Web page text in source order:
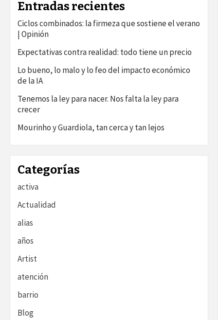
Entradas recientes
Ciclos combinados: la firmeza que sostiene el verano
| Opinión
Expectativas contra realidad: todo tiene un precio
Lo bueno, lo malo y lo feo del impacto económico
de la IA
Tenemos la ley para nacer. Nos falta la ley para
crecer
Mourinho y Guardiola, tan cerca y tan lejos
Categorías
activa
Actualidad
alias
años
Artist
atención
barrio
Blog